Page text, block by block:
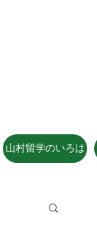
山村留学のいろは